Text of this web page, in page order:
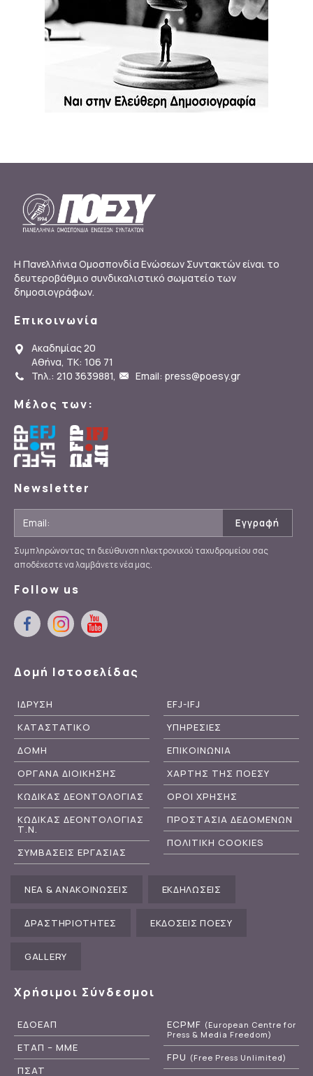
Η Πανελλήνια Ομοσπονδία Ενώσεων Συντακτών είναι το
δευτεροβάθμιο συνδικαλιστικό σωματείο των
δημοσιογράφων.
Επικοινωνία
Ακαδημίας 20
Αθήνα, ΤΚ: 106 71
Τηλ.: 210 3639881, Email: press@poesy.gr
Μέλος των:
Newsletter
Συμπληρώνοντας τη διεύθυνση ηλεκτρονικού ταχυδρομείου σας
αποδέχεστε να λαμβάνετε νέα μας.
Follow us
Δομή Ιστοσελίδας
ΙΔΡΥΣΗ
ΚΑΤΑΣΤΑΤΙΚΟ
ΔΟΜΗ
ΟΡΓΑΝΑ ΔΙΟΙΚΗΣΗΣ
ΚΩΔΙΚΑΣ ΔΕΟΝΤΟΛΟΓΙΑΣ
ΚΩΔΙΚΑΣ ΔΕΟΝΤΟΛΟΓΙΑΣ
Τ.Ν.
ΣΥΜΒΑΣΕΙΣ ΕΡΓΑΣΙΑΣ
EFJ-IFJ
ΥΠΗΡΕΣΙΕΣ
ΕΠΙΚΟΙΝΩΝΙΑ
ΧΑΡΤΗΣ ΤΗΣ ΠΟΕΣΥ
ΟΡΟΙ ΧΡΗΣΗΣ
ΠΡΟΣΤΑΣΙΑ ΔΕΔΟΜΕΝΩΝ
ΠΟΛΙΤΙΚΗ COOKIES
ΝΕΑ & ΑΝΑΚΟΙΝΩΣΕΙΣ ΕΚΔΗΛΩΣΕΙΣ
ΔΡΑΣΤΗΡΙΟΤΗΤΕΣ ΕΚΔΟΣΕΙΣ ΠΟΕΣΥ
GALLERY
Χρήσιμοι Σύνδεσμοι
ΕΔΟΕΑΠ
ΕΤΑΠ – ΜΜΕ
ΠΣΑΤ
ECPMF (European Centre for
Press & Media Freedom)
FPU (Free Press Unlimited)